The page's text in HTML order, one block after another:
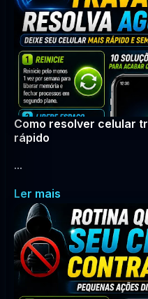
Como resolver celular
rápido
...
Ler mais